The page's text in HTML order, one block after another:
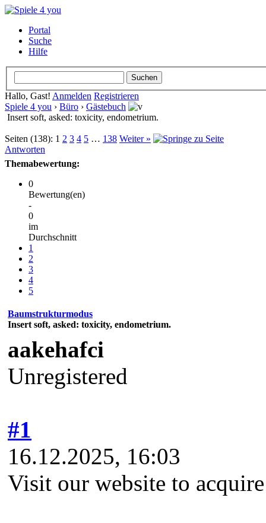
Portal
Suche
Hilfe
Hallo, Gast! Anmelden Registrieren
Spiele 4 you › Büro › Gästebuch
Insert soft, asked: toxicity, endometrium.
Seiten (138): 1 2 3 4 5 … 138 Weiter »
Antworten
Themabewertung:
0
Bewertung(en)
-
0
im
Durchschnitt
1
2
3
4
5
Baumstrukturmodus
Insert soft, asked: toxicity, endometrium.
aakehafci
Unregistered
#1
16.12.2025, 16:03
Visit our website to